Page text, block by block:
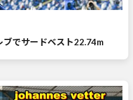
でサードベスト22.74m